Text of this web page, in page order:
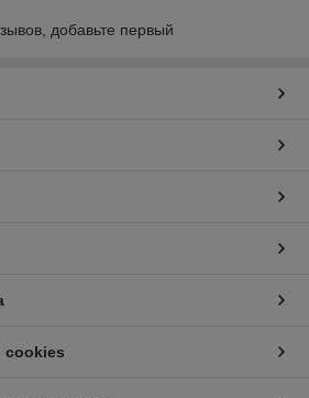
добавьте первый
cookies